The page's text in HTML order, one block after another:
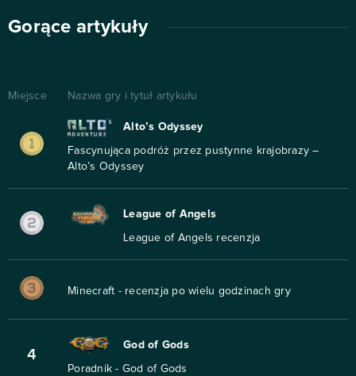
Gorące artykuły
Miejsce Nazwa gry i tytuł artykułu
Alto’s Odyssey
Fascynująca podróż przez pustynne krajobrazy –
Alto’s Odyssey
League of Angels
League of Angels recenzja
Minecraft - recenzja po wielu godzinach gry
4
God of Gods
Poradnik - God of Gods